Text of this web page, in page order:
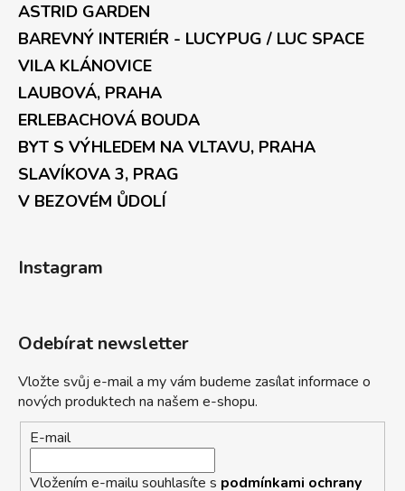
ASTRID GARDEN
BAREVNÝ INTERIÉR - LUCYPUG / LUC SPACE
VILA KLÁNOVICE
LAUBOVÁ, PRAHA
ERLEBACHOVÁ BOUDA
BYT S VÝHLEDEM NA VLTAVU, PRAHA
SLAVÍKOVA 3, PRAG
V BEZOVÉM ŮDOLÍ
Instagram
Odebírat newsletter
Vložte svůj e-mail a my vám budeme zasílat informace o
nových produktech na našem e-shopu.
E-mail
Vložením e-mailu souhlasíte s podmínkami ochrany